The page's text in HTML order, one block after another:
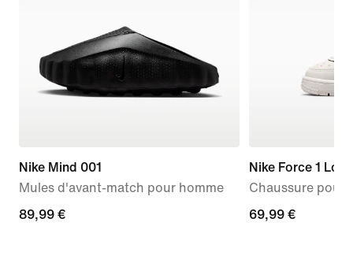
Nike Mind 001
Mules d'avant-match pour homme
89,99 €
89,99 €
Nike Force 1 Low
Chaussure pour
69,99 €
69,99 €